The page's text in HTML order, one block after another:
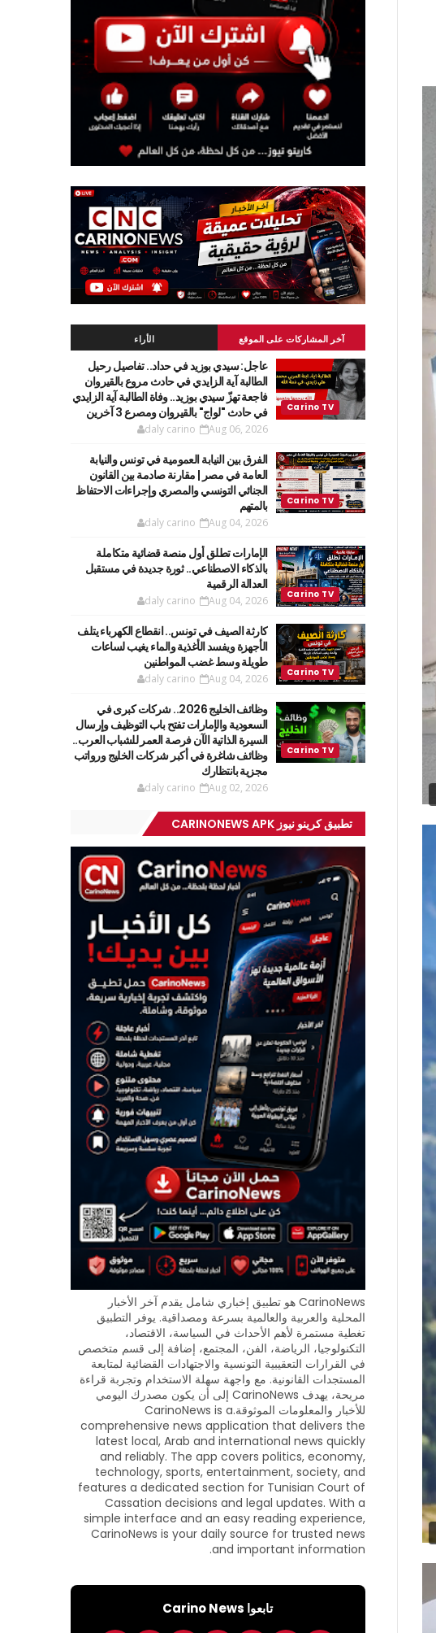
آخر المشاركات على الموقع الأراء
عاجل: سيدي بوزيد في حداد.. تفاصيل رحيل
الطالبة آية الزايدي في حادث مروع بالقيروان
فاجعة تهزّ سيدي بوزيد.. وفاة الطالبة آية الزايدي
في حادث "لواج" بالقيروان ومصرع 3 آخرين
daly carino Aug 06, 2026
الفرق بين النيابة العمومية في تونس والنيابة
العامة في مصر | مقارنة صادمة بين القانون
الجنائي التونسي والمصري وإجراءات الاحتفاظ
بالمتهم
daly carino Aug 04, 2026
الإمارات تطلق أول منصة قضائية متكاملة
بالذكاء الاصطناعي.. ثورة جديدة في مستقبل
العدالة الرقمية
daly carino Aug 04, 2026
كارثة الصيف في تونس.. انقطاع الكهرباء يتلف
الأجهزة ويفسد الأغذية والماء يغيب لساعات
طويلة وسط غضب المواطنين
daly carino Aug 04, 2026
وظائف الخليج 2026.. شركات كبرى في
السعودية والإمارات تفتح باب التوظيف وإرسال
السيرة الذاتية الآن فرصة العمر للشباب العرب..
وظائف شاغرة في أكبر شركات الخليج ورواتب
مجزية بانتظارك
daly carino Aug 02, 2026
تطبيق كرينو نيوز CARINONEWS APK
CarinoNews هو تطبيق إخباري شامل يقدم آخر الأخبار
المحلية والعربية والعالمية بسرعة ومصداقية. يوفر التطبيق
تغطية مستمرة لأهم الأحداث في السياسة، الاقتصاد،
التكنولوجيا، الرياضة، الفن، المجتمع، إضافة إلى قسم متخصص
في القرارات التعقيبية التونسية والاجتهادات القضائية لمتابعة
المستجدات القانونية. مع واجهة سهلة الاستخدام وتجربة قراءة
مريحة، يهدف CarinoNews إلى أن يكون مصدرك اليومي
للأخبار والمعلومات الموثوقة.CarinoNews is a
comprehensive news application that delivers the
latest local, Arab and international news quickly
and reliably. The app covers politics, economy,
technology, sports, entertainment, society, and
features a dedicated section for Tunisian Court of
Cassation decisions and legal updates. With a
simple interface and an easy reading experience,
CarinoNews is your daily source for trusted news
and important information.
تابعوا Carino News